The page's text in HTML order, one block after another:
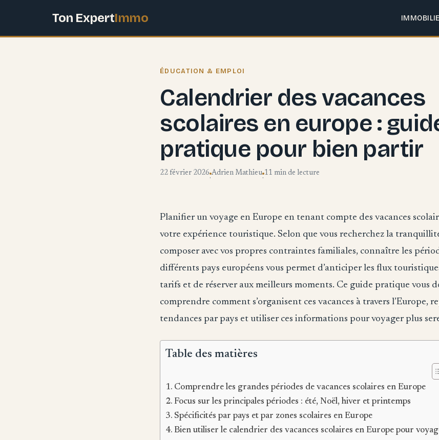
Ton ExpertImmo
ÉDUCATION & EMPLOI
Calendrier des vacances
scolaires en europe :
pratique pour bien partir
22 février 2026
·
Adrien Mathieu
·
11 min de lecture
Planifier un voyage en Europe en tenant compte des vacances
votre expérience touristique. Selon que vous recherchez la
composer avec vos propres contraintes familiales, connaître les
différents pays européens vous permet d’anticiper les flux
tarifs et de réserver aux meilleurs moments. Ce guide pratique vous
comprendre comment s’organisent ces vacances à travers l’Europe,
tendances par pays et utiliser ces informations pour voyager plus
Table des matières
Comprendre les grandes périodes de vacances scolaires en Europe
Focus sur les principales périodes : été, Noël, hiver et printemps
Spécificités par pays et par zones scolaires en Europe
Bien utiliser le calendrier des vacances scolaires en Europe pour